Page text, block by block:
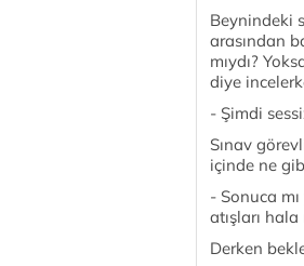
Beynindeki
arasından
mıydı?
diye
- Şimdi
Sınav
içinde ne
- Sonuca
atışları
Derken